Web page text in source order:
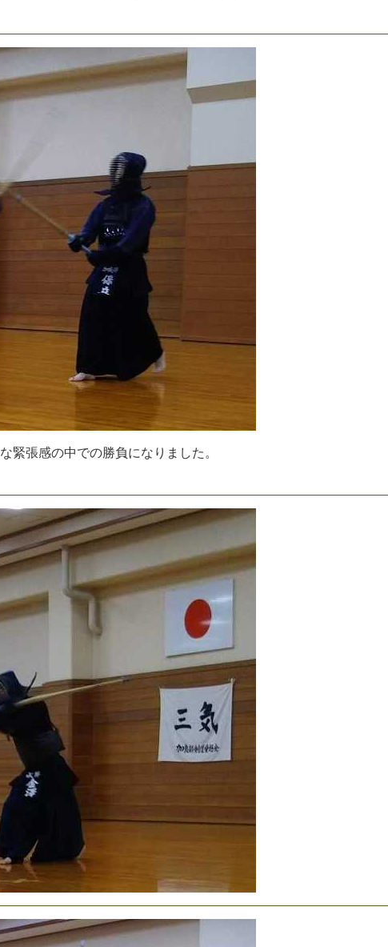
な緊張感の中での勝負にな り ま した 。